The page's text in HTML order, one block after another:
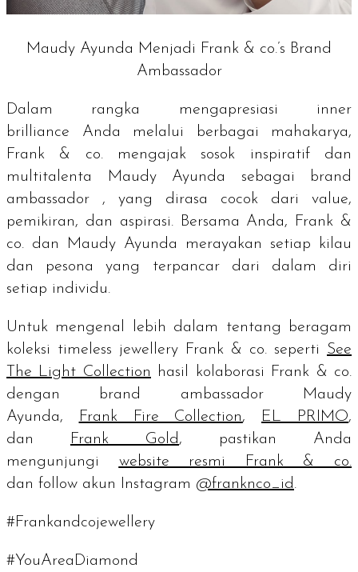
Maudy Ayunda Menjadi Frank & co.’s Brand
Ambassador
Dalam rangka mengapresiasi inner
brilliance Anda melalui berbagai mahakarya,
Frank & co. mengajak sosok inspiratif dan
multitalenta Maudy Ayunda sebagai brand
ambassador , yang dirasa cocok dari value,
pemikiran, dan aspirasi. Bersama Anda, Frank &
co. dan Maudy Ayunda merayakan setiap kilau
dan pesona yang terpancar dari dalam diri
setiap individu.
Untuk mengenal lebih dalam tentang beragam
koleksi timeless jewellery Frank & co. seperti See
The Light Collection hasil kolaborasi Frank & co.
dengan brand ambassadorMaudy
Ayunda,
Frank Fire Collection, EL PRIMO,
dan Frank Gold, pastikan Anda
mengunjungi website resmi Frank & co.
dan follow akun Instagram @franknco_id.
#Frankandcojewellery
#YouAreaDiamond